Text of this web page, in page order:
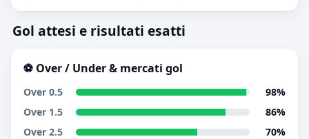
Gol attesi e risultati esatti
⚽ Over / Under & mercati gol
Over 0.5
98%
Over 1.5
86%
Over 2.5
70%